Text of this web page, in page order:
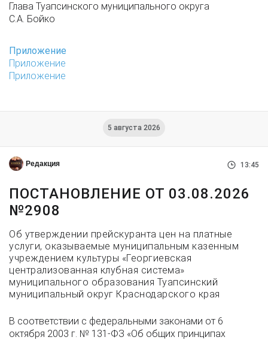
Глава Туапсинского муниципального округа
С.А. Бойко
Приложение
Приложение
Приложение
5 августа 2026
Редакция 13:45
ПОСТАНОВЛЕНИЕ ОТ 03.08.2026
№2908
Об утверждении прейскуранта цен на платные
услуги, оказываемые муниципальным казенным
учреждением культуры «Георгиевская
централизованная клубная система»
муниципального образования Туапсинский
муниципальный округ Краснодарского края
В соответствии с федеральными законами от 6
октября 2003 г. № 131-ФЗ «Об общих принципах